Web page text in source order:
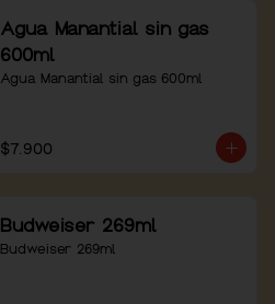
Agua Manantial sin gas
600ml
Agua Manantial sin gas 600ml
$7.900
Budweiser 269ml
Budweiser 269ml